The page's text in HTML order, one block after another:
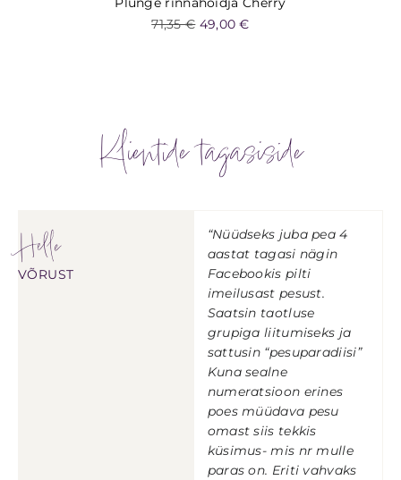
71,35€ 49,00€
Klientide tagasiside
Helle
VÕRUST
“Nüüdseks juba pea 4
aastat tagasi nägin
Facebookis pilti
imeilusast pesust.
Saatsin taotluse
grupiga liitumiseks ja
sattusin “pesuparadiisi”
Kuna sealne
numeratsioon erines
poes müüdava pesu
omast siis tekkis
küsimus- mis nr mulle
paras on. Eriti vahvaks